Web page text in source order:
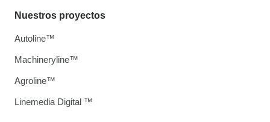
Nuestros proyectos
Autoline™
Machineryline™
Agroline™
Linemedia Digital ™